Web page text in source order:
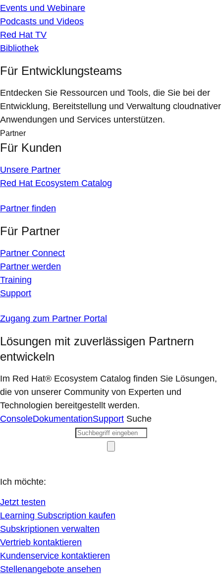
Events und Webinare
Podcasts und Videos
Red Hat TV
Bibliothek
Für Entwicklungsteams
Entdecken Sie Ressourcen und Tools, die Sie bei der
Entwicklung, Bereitstellung und Verwaltung cloudnativer
Anwendungen und Services unterstützen.
Partner
Für Kunden
Unsere Partner
Red Hat Ecosystem Catalog
Partner finden
Für Partner
Partner Connect
Partner werden
Training
Support
Zugang zum Partner Portal
Lösungen mit zuverlässigen Partnern
entwickeln
Im Red Hat® Ecosystem Catalog finden Sie Lösungen,
die von unserer Community von Experten und
Technologien bereitgestellt werden.
ConsoleDokumentationSupport Suche
Ich möchte:
Jetzt testen
Learning Subscription kaufen
Subskriptionen verwalten
Vertrieb kontaktieren
Kundenservice kontaktieren
Stellenangebote ansehen